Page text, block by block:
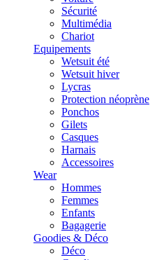
Sécurité
Multimédia
Chariot
Equipements
Wetsuit été
Wetsuit hiver
Lycras
Protection néoprène
Ponchos
Gilets
Casques
Harnais
Accessoires
Wear
Hommes
Femmes
Enfants
Bagagerie
Goodies & Déco
Déco